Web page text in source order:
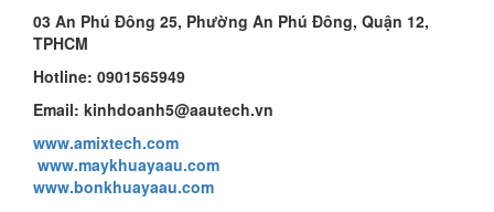
03 An Phú Đông 25, Phường An Phú Đông, Quận 12,
TPHCM
Hotline: 0901565949
Email: kinhdoanh5@aautech.vn
www.amixtech.com
www.maykhuayaau.com
www.bonkhuayaau.com